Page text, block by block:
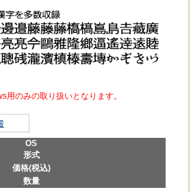
用のみの取り扱いとなります。
OS
形式
価格(税込)
数量